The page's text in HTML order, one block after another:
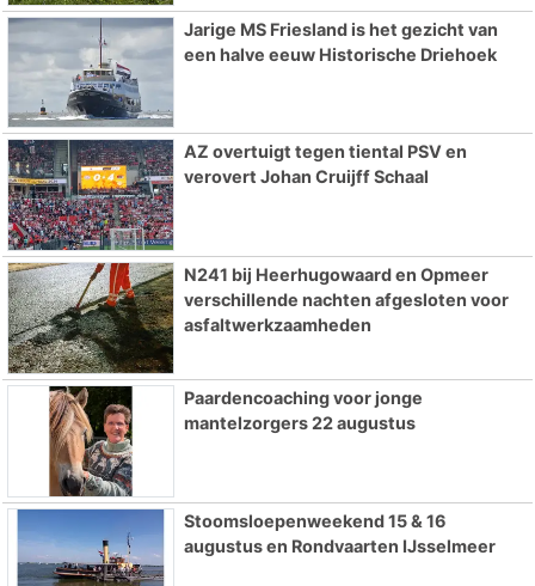
Jarige MS Friesland is het gezicht van
een halve eeuw Historische Driehoek
AZ overtuigt tegen tiental PSV en
verovert Johan Cruijff Schaal
N241 bij Heerhugowaard en Opmeer
verschillende nachten afgesloten voor
asfaltwerkzaamheden
Paardencoaching voor jonge
mantelzorgers 22 augustus
Stoomsloepenweekend 15 & 16
augustus en Rondvaarten IJsselmeer